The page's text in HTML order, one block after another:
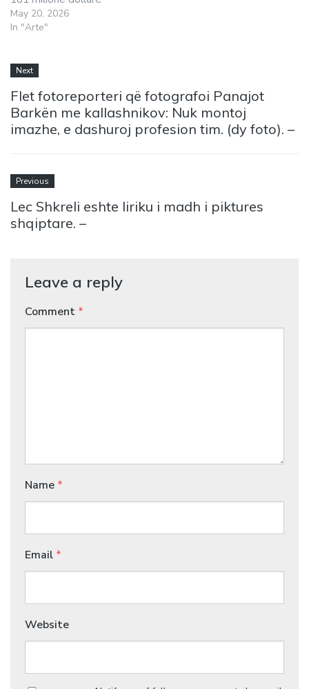
May 20, 2026
In "Arte"
Next
Flet fotoreporteri që fotografoi Panajot
Barkën me kallashnikov: Nuk montoj
imazhe, e dashuroj profesion tim. (dy foto). –
Previous
Lec Shkreli eshte liriku i madh i piktures
shqiptare. –
Leave a reply
Comment *
Name *
Email *
Website